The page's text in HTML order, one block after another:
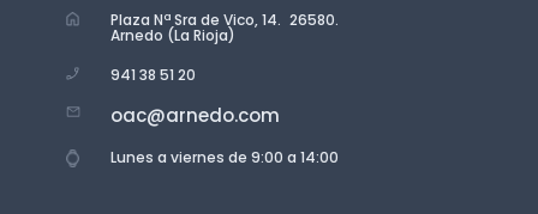
Plaza Nª Sra de Vico, 14. 26580.
Arnedo (La Rioja)
941 38 51 20
oac@arnedo.com
Lunes a viernes de 9:00 a 14:00